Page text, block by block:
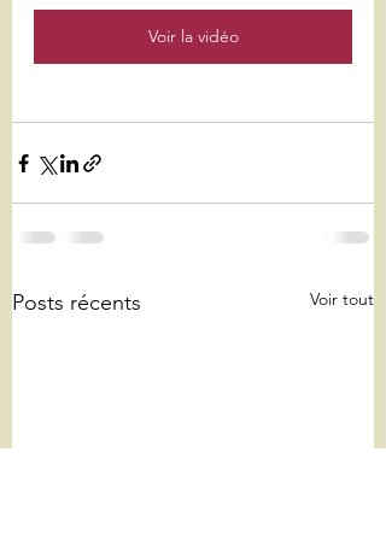
Voir la vidéo
Posts récents Voir tout